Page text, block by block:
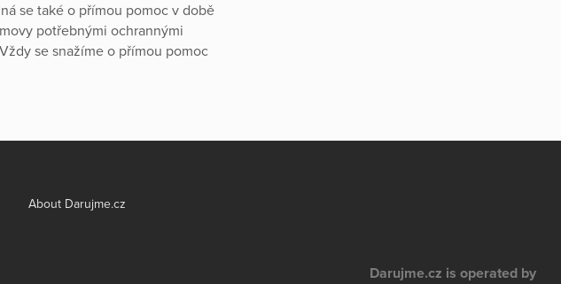
se také o přímou pomoc v době
potřebnými ochrannými
se snažíme o přímou pomoc
About Darujme.cz
Darujme.cz is operated by